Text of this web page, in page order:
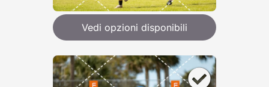
Vedi opzioni disponibili